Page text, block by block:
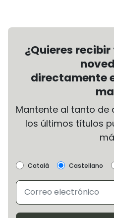
¿Quieres
directamente
Mantente al tanto de
los últimos títulos
Català Castellano